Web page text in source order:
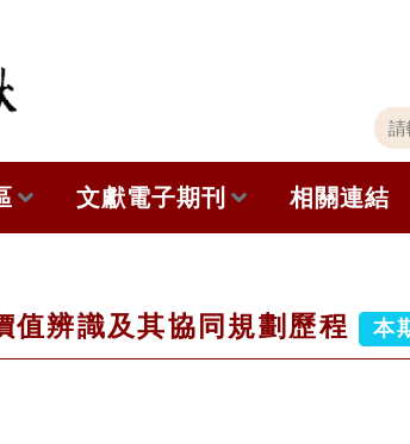
關
鍵
搜
請
輸
關
同出版品介紹
文獻電子期刊
歷史期刊
相關連結
值辨識及其協同規劃歷程 本